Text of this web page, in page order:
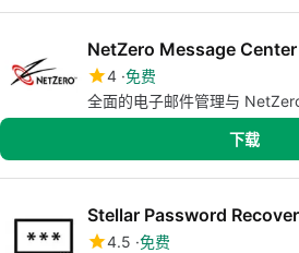
NetZero Message Center
4 免费
全面的电子邮件管理与
下载
Stellar Password
4.5 免费